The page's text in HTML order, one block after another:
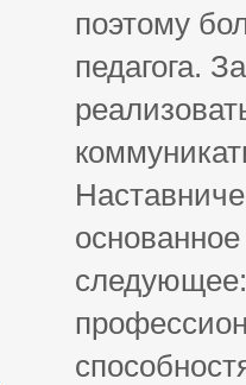
поэтому
педагога.
следующее: